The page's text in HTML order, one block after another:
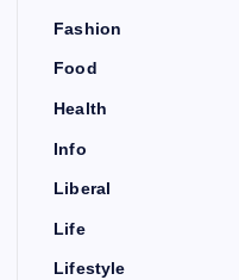
Fashion
Food
Health
Info
Liberal
Life
Lifestyle